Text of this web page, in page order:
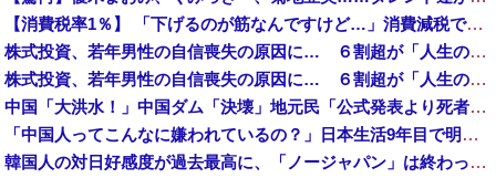
【消費税率1％】 「下げるのが筋なんですけど…」消費減税で値下がりする分と同じだけ商品を値上げして店頭価格を変えない店も
株式投資、若年男性の自信喪失の原因に… ６割超が「人生の敗者」自認か
株式投資、若年男性の自信喪失の原因に… ６割超が「人生の敗者」自認か
中国「大洪水！」中国ダム「決壊」地元民「公式発表より死者多い！」中国政府「住民拘束！（安否不明」中国当局「救助隊動画も削除」台風13号「三峡ダム接近中」→
「中国人ってこんなに嫌われているの？」日本生活9年目で明かす本心！
韓国人の対日好感度が過去最高に、「ノージャパン」は終わった？＝ネット「中国より100倍いい」